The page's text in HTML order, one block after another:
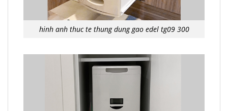
hinh anh thuc te thung dung gao edel tg09 300